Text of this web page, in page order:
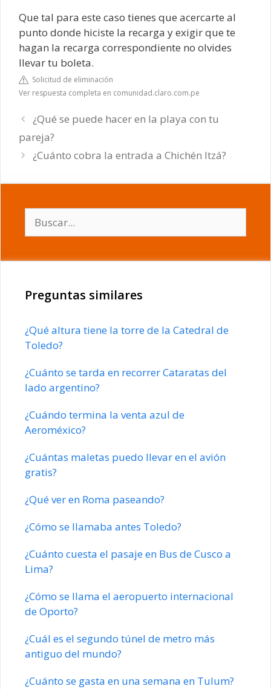
Que tal para este caso tienes que acercarte al
punto donde hiciste la recarga y exigir que te
hagan la recarga correspondiente no olvides
llevar tu boleta.
Solicitud de eliminación
Ver respuesta completa en comunidad.claro.com.pe
¿Qué se puede hacer en la playa con tu
pareja?
¿Cuánto cobra la entrada a Chichén Itzá?
Preguntas similares
¿Qué altura tiene la torre de la Catedral de
Toledo?
¿Cuánto se tarda en recorrer Cataratas del
lado argentino?
¿Cuándo termina la venta azul de
Aeroméxico?
¿Cuántas maletas puedo llevar en el avión
gratis?
¿Qué ver en Roma paseando?
¿Cómo se llamaba antes Toledo?
¿Cuánto cuesta el pasaje en Bus de Cusco a
Lima?
¿Cómo se llama el aeropuerto internacional
de Oporto?
¿Cuál es el segundo túnel de metro más
antiguo del mundo?
¿Cuánto se gasta en una semana en Tulum?